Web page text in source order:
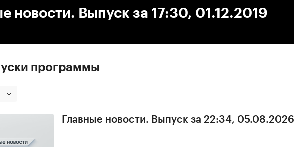
новости. Выпуск за 17:30, 01.12.2019
программы
Главные новости. Выпуск за 22:34, 05.08.2026